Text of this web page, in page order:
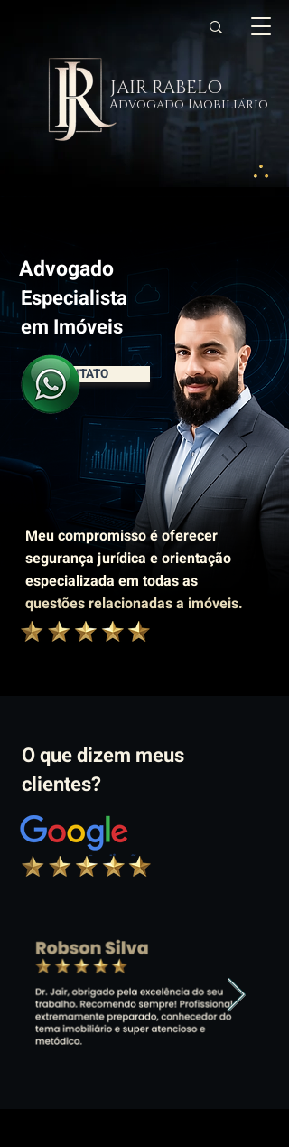
JAIR RABELO
Advogado Imobiliário
Advogado
Especialista
em Imóveis
CONTATO
Meu compromisso é oferecer
segurança jurídica e orientação
especializada em todas as
questões relacionadas a imóveis.
O que dizem meus
clientes?